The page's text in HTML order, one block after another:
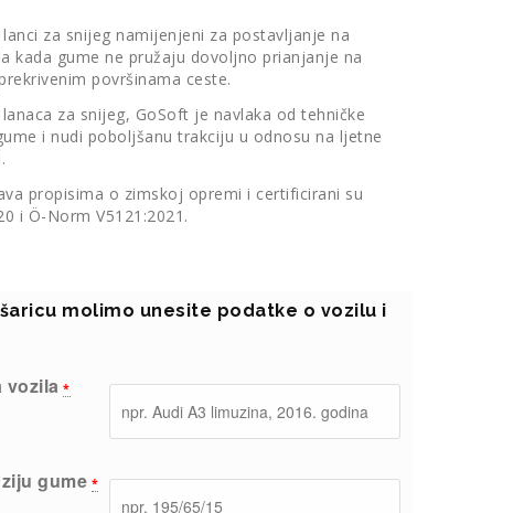
za snijeg namijenjeni za postavljanje na
kada gume ne pružaju dovoljno prianjanje na
površinama ceste.
za snijeg, GoSoft je navlaka od tehničke
i nudi poboljšanu trakciju u odnosu na ljetne
propisima o zimskoj opremi i certificirani su
i Ö-Norm V5121:2021.
molimo unesite podatke o vozilu i
vozila *
gume *